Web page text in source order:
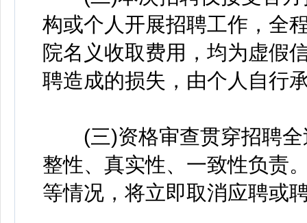
构或个人开展招聘工作，全
院名义收取费用，均为虚假
聘造成的损失，由个人自行
(三)资格审查贯穿招聘全
整性、真实性、一致性负责
等情况，将立即取消应聘或